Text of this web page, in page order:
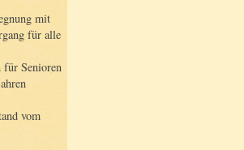
mit
für alle
Senioren
vom